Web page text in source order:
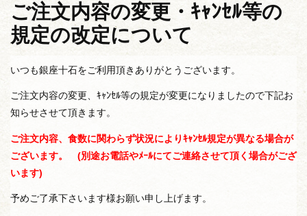
ご注文内容の変更・ｷｬﾝｾﾙ等の
規定の改定について
いつも銀座十石をご利用頂きありがとうございます。
ご注文内容の変更、ｷｬﾝｾﾙ等の規定が変更になりましたので下記お
知らせさせて頂きます。
ご注文内容、食数に関わらず状況によりｷｬﾝｾﾙ規定が異なる場合が
ございます。 (別途お電話やﾒｰﾙにてご連絡させて頂く場合がござ
います)
予めご了承下さいます様お願い申し上げます。